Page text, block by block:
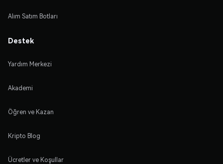
Alım Satım Botları
Destek
Yardım Merkezi
Akademi
Öğren ve Kazan
Kripto Blog
Ücretler ve Koşullar